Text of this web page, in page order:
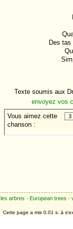
Des
Texte soumis aux
envoyez vos
les arbres · European trees ·
Cette page a mis 0.01 s. à